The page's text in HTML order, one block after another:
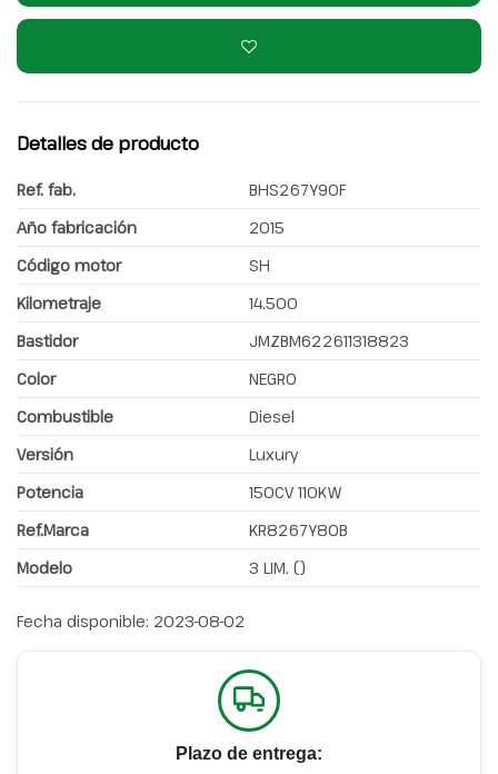
Detalles de producto
Ref. fab.
BHS267Y90F
Año fabricación
2015
Código motor
SH
Kilometraje
14.500
Bastidor
JMZBM622611318823
Color
NEGRO
Combustible
Diesel
Versión
Luxury
Potencia
150CV 110KW
Ref.Marca
KR8267Y80B
Modelo
3 LIM. ()
Fecha disponible: 2023-08-02
Plazo de entrega: